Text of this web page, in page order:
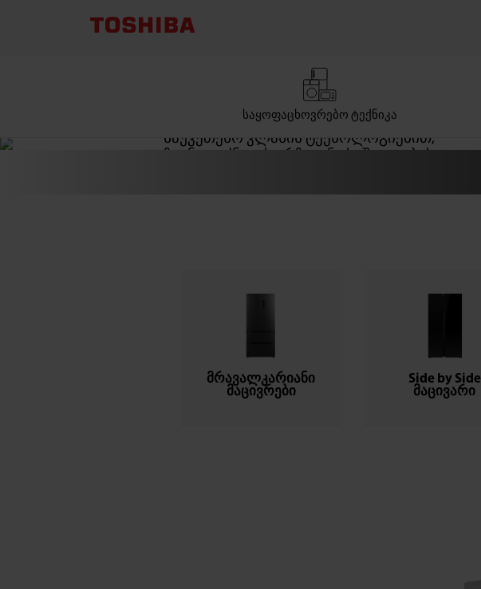
მაცივრები
ᲡᲐᲧᲝᲤᲐᲪᲮᲝᲕᲠᲔᲑᲝ ᲢᲔᲥᲜᲘᲙᲐ
ᲒᲔᲛᲝᲕᲜᲔᲑᲘᲡ
ᲨᲔᲜᲐᲠᲩᲣᲜᲔᲑᲐ
ᲛᲜᲘᲨᲕᲜᲔᲚᲝᲕᲐᲜᲘᲐ
საუკეთესო კლასის ტექნოლოგიებით,
ყველაფერი, რაც გჭირდებათ,
მრავალკარიანი
მაცივრები
Side by Side
მაცივარი